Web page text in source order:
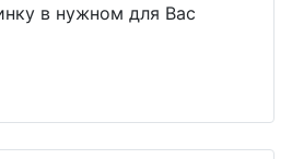
в нужном для Вас